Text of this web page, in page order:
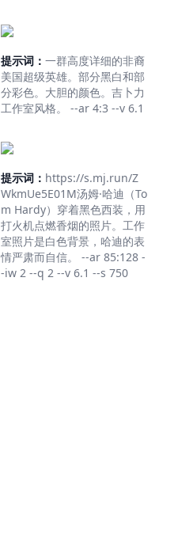
提示词： 一群高度详细的非裔
美国超级英雄。部分黑白和部
分彩色。大胆的颜色。吉卜力
工作室风格。 --ar 4:3 --v 6.1
提示词： https://s.mj.run/Z
WkmUe5E01M汤姆·哈迪（To
m Hardy）穿着黑色西装，用
打火机点燃香烟的照片。工作
室照片是白色背景，哈迪的表
情严肃而自信。 --ar 85:128 -
-iw 2 --q 2 --v 6.1 --s 750